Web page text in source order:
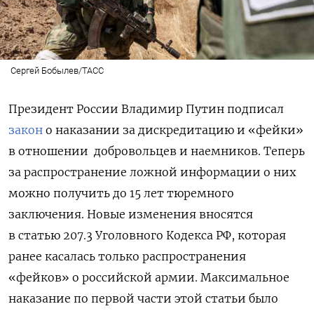
Сергей Бобылев/ТАСС
Президент России Владимир Путин подписал
закон о наказании за дискредитацию и «фейки»
в отношении добровольцев и наемников. Теперь
за распространение ложной информации о них
можно получить до 15 лет тюремного
заключения. Новые изменения вносятся
в статью 207.3 Уголовного Кодекса РФ, которая
ранее касалась только распространения
«фейков» о российской армии. Максимальное
наказание по первой части этой статьи было